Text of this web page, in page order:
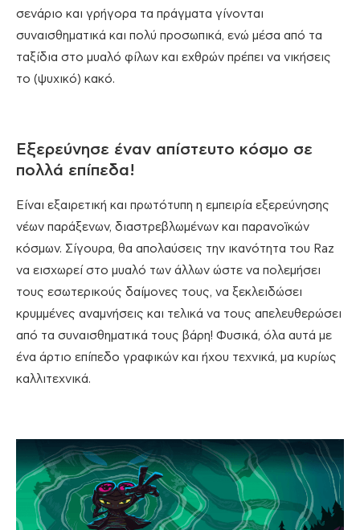
σενάριο και γρήγορα τα πράγματα γίνονται
συναισθηματικά και πολύ προσωπικά, ενώ μέσα από τα
ταξίδια στο μυαλό φίλων και εχθρών πρέπει να νικήσεις
το (ψυχικό) κακό.
Εξερεύνησε έναν απίστευτο κόσμο σε
πολλά επίπεδα!
Είναι εξαιρετική και πρωτότυπη η εμπειρία εξερεύνησης
νέων παράξενων, διαστρεβλωμένων και παρανοϊκών
κόσμων. Σίγουρα, θα απολαύσεις την ικανότητα του Raz
να εισχωρεί στο μυαλό των άλλων ώστε να πολεμήσει
τους εσωτερικούς δαίμονες τους, να ξεκλειδώσει
κρυμμένες αναμνήσεις και τελικά να τους απελευθερώσει
από τα συναισθηματικά τους βάρη! Φυσικά, όλα αυτά με
ένα άρτιο επίπεδο γραφικών και ήχου τεχνικά, μα κυρίως
καλλιτεχνικά.